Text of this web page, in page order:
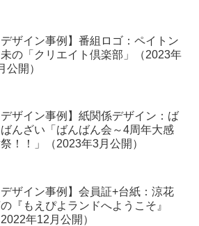
デザイン事例】番組ロゴ：ペイトン
の「クリエイト倶楽部」（2023年
公開）
デザイン事例】紙関係デザイン：ば
ばんざい「ばんばん会～4周年大感
！！」（2023年3月公開）
デザイン事例】会員証+台紙：涼花
『もえぴよランドへようこそ』
2022年12月公開）